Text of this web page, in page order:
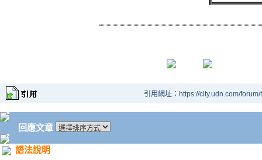
引用網址：https://city.udn.com/
回應文章
語法說明